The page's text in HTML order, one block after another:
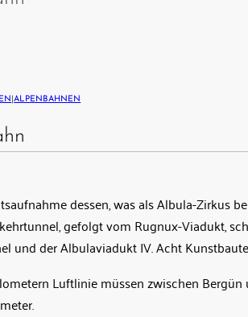
|ALPENBAHNEN
dessen, was als Albula-Zirkus
gefolgt vom Rugnux-Viadukt,
und der Albulaviadukt IV. Acht
Luftlinie müssen zwischen